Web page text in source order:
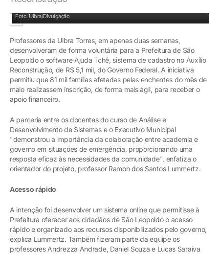
Foto: Ulbra/Divulgação
Professores da Ulbra Torres, em apenas duas semanas,
desenvolveram de forma voluntária para a Prefeitura de São
Leopoldo o software Ajuda Tchê, sistema de cadastro no Auxílio
Reconstrução, de R$ 5,1 mil, do Governo Federal. A iniciativa
permitiu que 81 mil famílias afetadas pelas enchentes do mês de
maio realizassem inscrição, de forma mais ágil, para receber o
apoio financeiro.
A parceria entre os docentes do curso de Análise e
Desenvolvimento de Sistemas e o Executivo Municipal
"demonstrou a importância da colaboração entre academia e
governo em situações de emergência, proporcionando uma
resposta eficaz às necessidades da comunidade", enfatiza o
orientador do projeto, professor Ramon dos Santos Lummertz.
Acesso rápido
A intenção foi desenvolver um sistema online que permitisse à
Prefeitura oferecer aos cidadãos de São Leopoldo o acesso
rápido e organizado aos recursos disponibilizados pelo governo,
explica Lummertz. Também fizeram parte da equipe os
professores Andrezza Andrade, Daniel Souza e Lucas Saraiva